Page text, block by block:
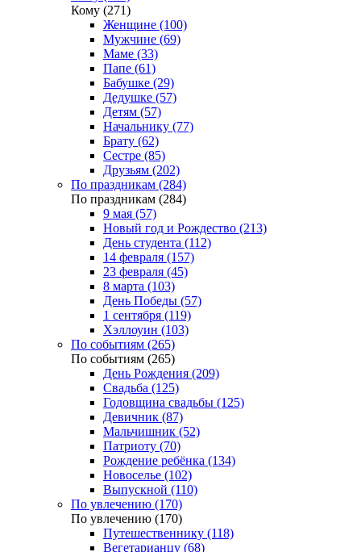
Кому (271)
Женщине (100)
Мужчине (69)
Маме (33)
Папе (61)
Бабушке (29)
Дедушке (57)
Детям (57)
Начальнику (77)
Брату (62)
Сестре (85)
Друзьям (202)
По праздникам (284)
По праздникам (284)
9 мая (57)
Новый год и Рождество (213)
День студента (112)
14 февраля (157)
23 февраля (45)
8 марта (103)
День Победы (57)
1 сентября (119)
Хэллоуин (103)
По событиям (265)
По событиям (265)
День Рождения (209)
Свадьба (125)
Годовщина свадьбы (125)
Девичник (87)
Мальчишник (52)
Патриоту (70)
Рождение ребёнка (134)
Новоселье (102)
Выпускной (110)
По увлечению (170)
По увлечению (170)
Путешественнику (118)
Вегетарианцу (68)